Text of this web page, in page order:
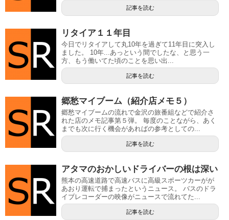
記事を読む
リタイア１１年目
今日でリタイアして丸10年を過ぎて11年目に突入し
ました。 10年...あっという間でしたな、と思う一
方、もう働いてた頃のことを思い出...
記事を読む
郷愁マイブーム（紹介店メモ５）
郷愁マイブームの流れで金沢の旅番組などで紹介さ
れた店のメモ記事第５弾。 毎度のことながら、あく
までも次に行く機会があればの参考としての...
記事を読む
アタマのおかしいドライバーの根は深い
熊本の高速道路で高速バスに高級スポーツカーがが
あおり運転で捕まったというニュース。 バスのドラ
イブレコーダーの映像がニュースで流れてた...
記事を読む